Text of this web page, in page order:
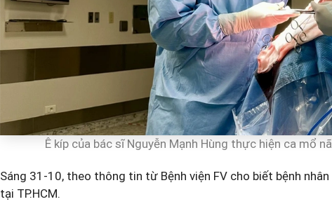
Ê kíp của bác sĩ Nguyễn Mạnh Hùng thực hiện ca mổ
Sáng 31-10, theo thông tin từ Bệnh viện FV cho biết bệnh nhân
tại TP.HCM.